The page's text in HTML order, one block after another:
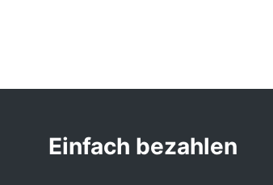
Einfach bezahlen